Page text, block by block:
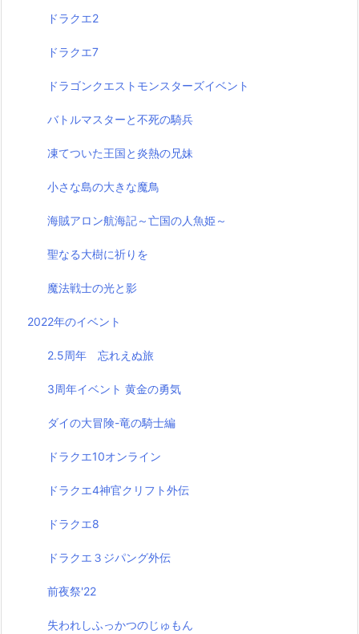
ドラクエ2
ドラクエ7
ドラゴンクエストモンスターズイベント
バトルマスターと不死の騎兵
凍てついた王国と炎熱の兄妹
小さな島の大きな魔鳥
海賊アロン航海記～亡国の人魚姫～
聖なる大樹に祈りを
魔法戦士の光と影
2022年のイベント
2.5周年 忘れえぬ旅
3周年イベント 黄金の勇気
ダイの大冒険-竜の騎士編
ドラクエ10オンライン
ドラクエ4神官クリフト外伝
ドラクエ8
ドラクエ３ジパング外伝
前夜祭'22
失われしふっかつのじゅもん